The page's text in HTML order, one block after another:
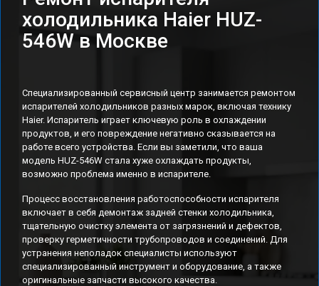
холодильника Haier HUZ-
546W в Москве
Специализированный сервисный центр занимается ремонтом
испарителей холодильников разных марок, включая технику
Haier. Испаритель играет ключевую роль в охлаждении
продуктов, и его повреждение негативно сказывается на
работе всего устройства. Если вы заметили, что ваша
модель HUZ-546W стала хуже охлаждать продукты,
возможно проблема именно в испарителе.
Процесс восстановления работоспособности испарителя
включает в себя демонтаж задней стенки холодильника,
тщательную очистку элемента от загрязнений и дефектов,
проверку герметичности трубопроводов и соединений. Для
устранения неполадок специалисты используют
специализированный инструмент и оборудование, а также
оригинальные запчасти высокого качества.